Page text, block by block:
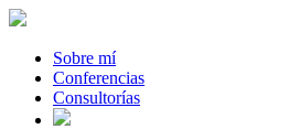
Sobre mí
Conferencias
Consultorías